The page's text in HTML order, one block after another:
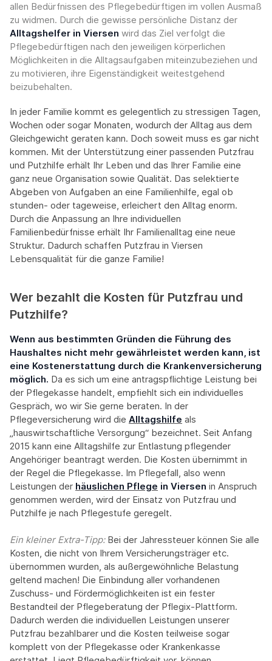
allen Bedürfnissen des Pflegebedürftigen im vollen Ausmaß
zu widmen. Durch die gewisse persönliche Distanz der
Alltagshelfer in Viersen wird das Ziel verfolgt die
Pflegebedürftigen nach den jeweiligen körperlichen
Möglichkeiten in die Alltagsaufgaben miteinzubeziehen und
zu motivieren, ihre Eigenständigkeit weitestgehend
beizubehalten.
In jeder Familie kommt es gelegentlich zu stressigen Tagen,
Wochen oder sogar Monaten, wodurch der Alltag aus dem
Gleichgewicht geraten kann. Doch soweit muss es gar nicht
kommen. Mit der Unterstützung einer passenden Putzfrau
und Putzhilfe erhält Ihr Leben und das Ihrer Familie eine
ganz neue Organisation sowie Qualität. Das selektierte
Abgeben von Aufgaben an eine Familienhilfe, egal ob
stunden- oder tageweise, erleichert den Alltag enorm.
Durch die Anpassung an Ihre individuellen
Familienbedürfnisse erhält Ihr Familienalltag eine neue
Struktur. Dadurch schaffen Putzfrau in Viersen
Lebensqualität für die ganze Familie!
Wer bezahlt die Kosten für Putzfrau und
Putzhilfe?
Wenn aus bestimmten Gründen die Führung des
Haushaltes nicht mehr gewährleistet werden kann, ist
eine Kostenerstattung durch die Krankenversicherung
möglich. Da es sich um eine antragspflichtige Leistung bei
der Pflegekasse handelt, empfiehlt sich ein individuelles
Gespräch, wo wir Sie gerne beraten. In der
Pflegeversicherung wird die Alltagshilfe als
„hauswirtschaftliche Versorgung“ bezeichnet. Seit Anfang
2015 kann eine Alltagshilfe zur Entlastung pflegender
Angehöriger beantragt werden. Die Kosten übernimmt in
der Regel die Pflegekasse. Im Pflegefall, also wenn
Leistungen der häuslichen Pflege in Viersen in Anspruch
genommen werden, wird der Einsatz von Putzfrau und
Putzhilfe je nach Pflegestufe geregelt.
Ein kleiner Extra-Tipp:‍ Bei der Jahressteuer können Sie alle
Kosten, die nicht von Ihrem Versicherungsträger etc.
übernommen wurden, als außergewöhnliche Belastung
geltend machen! Die Einbindung aller vorhandenen
Zuschuss- und Fördermöglichkeiten ist ein fester
Bestandteil der Pflegeberatung der Pflegix-Plattform.
Dadurch werden die individuellen Leistungen unserer
Putzfrau bezahlbarer und die Kosten teilweise sogar
komplett von der Pflegekasse oder Krankenkasse